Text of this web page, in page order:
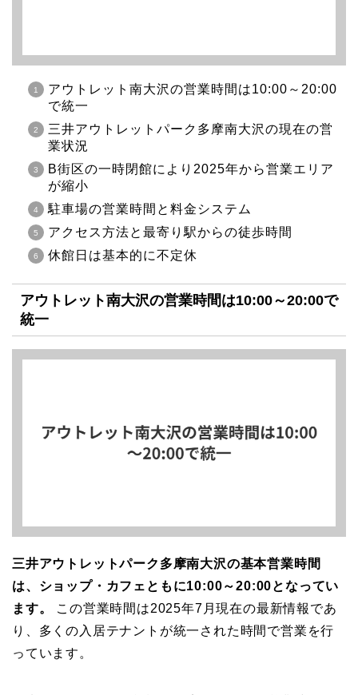
アウトレット南大沢の営業時間は10:00～20:00
で統一
三井アウトレットパーク多摩南大沢の現在の営
業状況
B街区の一時閉館により2025年から営業エリア
が縮小
駐車場の営業時間と料金システム
アクセス方法と最寄り駅からの徒歩時間
休館日は基本的に不定休
アウトレット南大沢の営業時間は10:00～20:00で
統一
三井アウトレットパーク多摩南大沢の基本営業時間
は、ショップ・カフェともに10:00～20:00となってい
ます。
この営業時間は2025年7月現在の最新情報であ
り、多くの入居テナントが統一された時間で営業を行
っています。